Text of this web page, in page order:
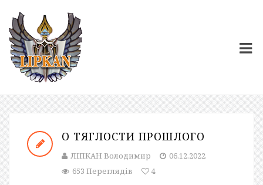
О ТЯГЛОСТИ ПРОШЛОГО
ЛІПКАН Володимир
06.12.2022
653 Переглядів
4